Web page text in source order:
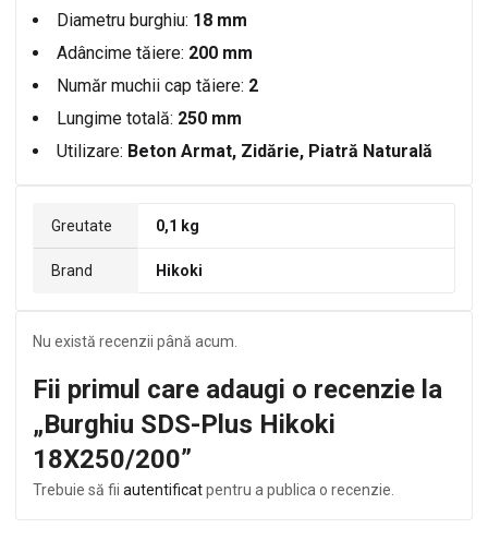
Diametru burghiu: 18 mm
Adâncime tăiere: 200 mm
Număr muchii cap tăiere: 2
Lungime totală: 250 mm
Utilizare: Beton Armat, Zidărie, Piatră Naturală
Greutate 0,1 kg
Brand Hikoki
Nu există recenzii până acum.
Fii primul care adaugi o recenzie la
„Burghiu SDS-Plus Hikoki
18X250/200”
Trebuie să fii autentificatpentru a publica o recenzie.